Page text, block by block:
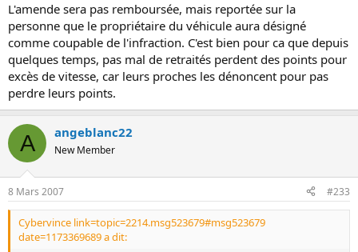
L'amende sera pas remboursée, mais reportée sur la
personne que le propriétaire du véhicule aura désigné
comme coupable de l'infraction. C'est bien pour ca que depuis
quelques temps, pas mal de retraités perdent des points pour
excès de vitesse, car leurs proches les dénoncent pour pas
perdre leurs points.
A angeblanc22
New Member
8 Mars 2007 #233
Cybervince link=topic=2214.msg523679#msg523679
date=1173369689 a dit: